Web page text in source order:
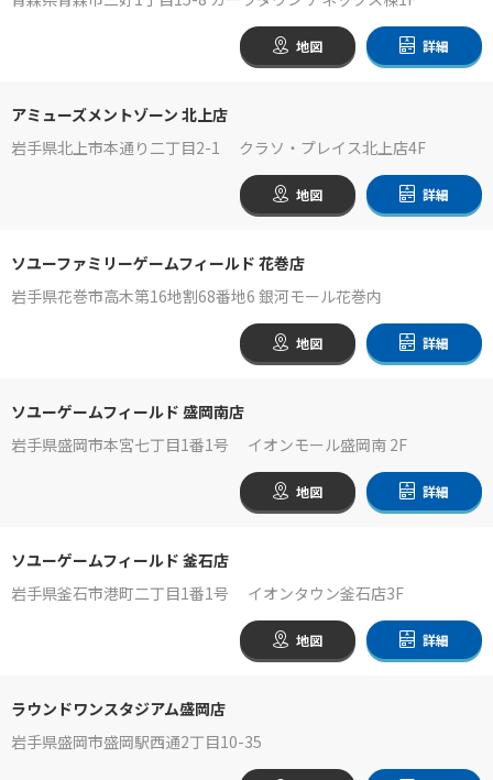
地図 詳細
アミューズメントゾーン 北上店
岩手県北上市本通り二丁目2-1 クラソ・プレイス北上店4F
地図 詳細
ソユーファミリーゲームフィールド 花巻店
岩手県花巻市高木第16地割68番地6 銀河モール花巻内
地図 詳細
ソユーゲームフィールド 盛岡南店
岩手県盛岡市本宮七丁目1番1号 イオンモール盛岡南 2F
地図 詳細
ソユーゲームフィールド 釜石店
岩手県釜石市港町二丁目1番1号 イオンタウン釜石店3F
地図 詳細
ラウンドワンスタジアム盛岡店
岩手県盛岡市盛岡駅西通2丁目10-35